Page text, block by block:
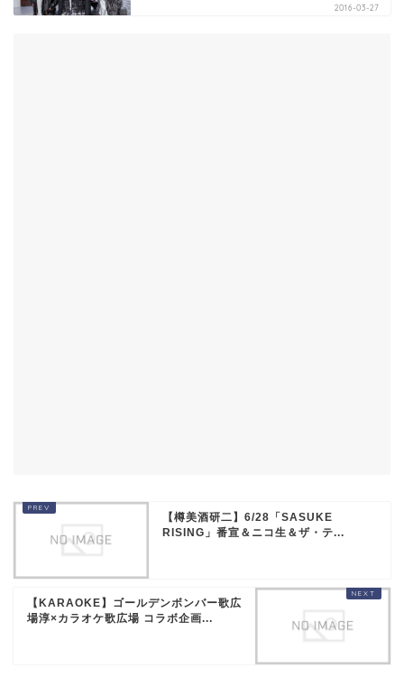
2016-03-27
【樽美酒研二】6/28「SASUKE
RISING」番宣＆ニコ生＆ザ・テ...
【KARAOKE】ゴールデンボンバー歌広
場淳×カラオケ歌広場 コラボ企画...